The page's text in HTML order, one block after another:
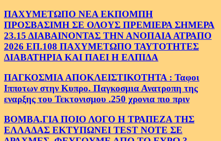
ΠΑΧΥΜΕΤΩΠΟ ΝΕΑ ΕΚΠΟΜΠΗ
ΠΡΟΣΒΑΣΙΜΗ ΣΕ ΟΛΟΥΣ ΠΡΕΜΙΕΡΑ ΣΗΜΕΡΑ
23.15 ΔΙΑΒΑΙΝΟΝΤΑΣ ΤΗΝ ΑΝΟΠΑΙΑ ΑΤΡΑΠΟ
2026 ΕΠ.108 ΠΑΧΥΜΕΤΩΠΟ ΤΑΥΤΟΤΗΤΕΣ
ΔΙΑΒΑΤΗΡΙΑ ΚΑΙ ΠΑΕΙ Η ΕΛΠΙΔΑ
ΠΑΓΚΟΣΜΙΑ ΑΠΟΚΛΕΙΣΤΙΚΟΤΗΤΑ : Ταφοι
Ιπποτων στην Κυπρο. Παγκοσμια Ανατροπη της
εναρξης του Τεκτονισμου .250 χρονια πιο πριν
ΒΟΜΒΑ.ΓΙΑ ΠΟΙΟ ΛΟΓΟ Η ΤΡΑΠΕΖΑ ΤΗΣ
ΕΛΛΑΔΑΣ ΕΚΤΥΠΩΝΕΙ TEST NOTE ΣΕ